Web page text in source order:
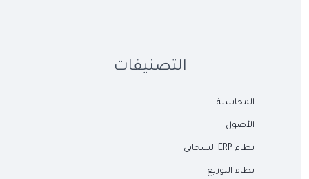
التصنيفات
المحاسبة
الأصول
نظام ERP السحابي
نظام التوزيع